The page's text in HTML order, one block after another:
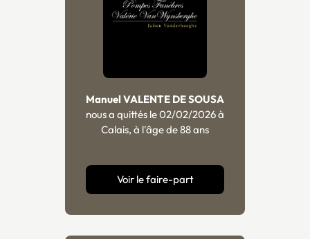
Manuel VALENTE DE SOUSA
nous a quittés le 02/02/2026 à
Calais, à l'âge de 88 ans
Voir le faire-part